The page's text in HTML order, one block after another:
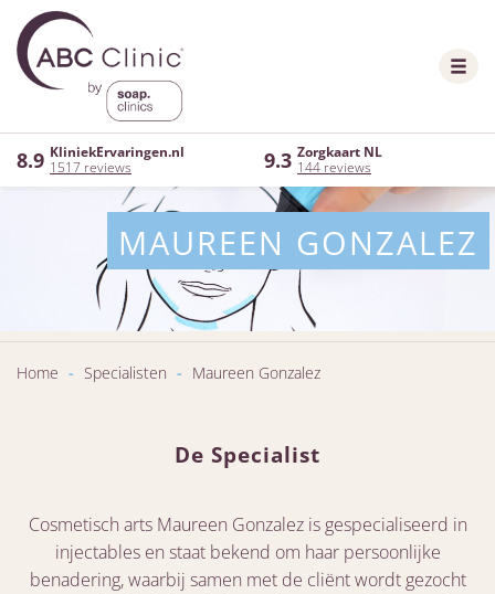
8.9 KliniekErvaringen.nl
1517 reviews
9.3 Zorgkaart NL
144 reviews
MAUREEN GONZALEZ
Home - Specialisten - Maureen Gonzalez
De Specialist
Cosmetisch arts Maureen Gonzalez is gespecialiseerd in
injectables en staat bekend om haar persoonlijke
benadering, waarbij samen met de cliënt wordt gezocht